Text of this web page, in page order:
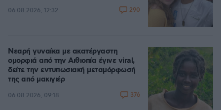
06.08.2026, 12:32 290
Νεαρή γυναίκα με ακατέργαστη
ομορφιά από την Αιθιοπία έγινε viral,
δείτε την εντυπωσιακή μεταμόρφωσή
της από μακιγιέρ
06.08.2026, 09:18 376